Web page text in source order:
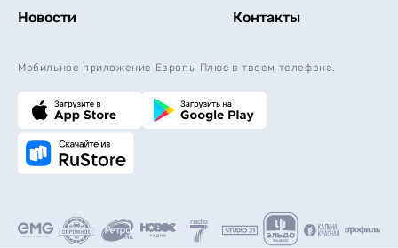
Новости Контакты
Мобильное приложение Европы Плюс в твоем телефоне.